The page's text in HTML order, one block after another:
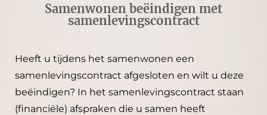
Samenwonen beëindigen met
samenlevingscontract
Heeft u tijdens het samenwonen een
samenlevingscontract afgesloten en wilt u deze
beëindigen? In het samenlevingscontract staan
(financiële) afspraken die u samen heeft